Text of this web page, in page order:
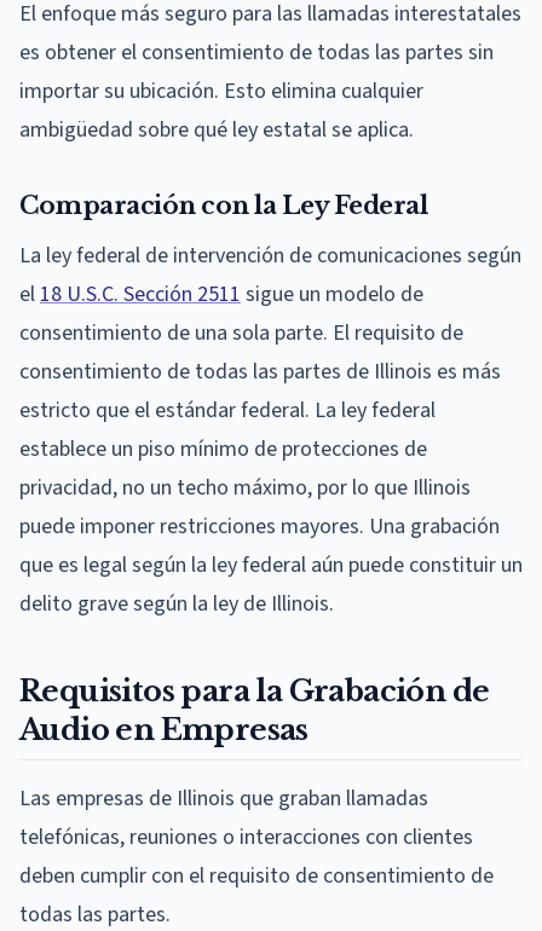
El enfoque más seguro para las llamadas interestatales
es obtener el consentimiento de todas las partes sin
importar su ubicación. Esto elimina cualquier
ambigüedad sobre qué ley estatal se aplica.
Comparación con la Ley Federal
La ley federal de intervención de comunicaciones según
el 18 U.S.C. Sección 2511 sigue un modelo de
consentimiento de una sola parte. El requisito de
consentimiento de todas las partes de Illinois es más
estricto que el estándar federal. La ley federal
establece un piso mínimo de protecciones de
privacidad, no un techo máximo, por lo que Illinois
puede imponer restricciones mayores. Una grabación
que es legal según la ley federal aún puede constituir un
delito grave según la ley de Illinois.
Requisitos para la Grabación de
Audio en Empresas
Las empresas de Illinois que graban llamadas
telefónicas, reuniones o interacciones con clientes
deben cumplir con el requisito de consentimiento de
todas las partes.